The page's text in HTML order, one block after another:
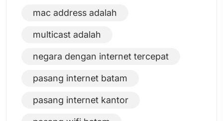
mac address adalah
multicast adalah
negara dengan internet tercepat
pasang internet batam
pasang internet kantor